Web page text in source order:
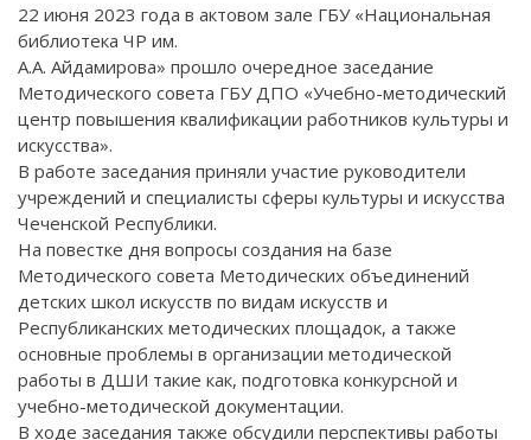
22 июня 2023 года в актовом зале ГБУ «Национальная
библиотека ЧР им.
А.А. Айдамирова» прошло очередное заседание
Методического совета ГБУ ДПО «Учебно-методический
центр повышения квалификации работников культуры и
искусства».
В работе заседания приняли участие руководители
учреждений и специалисты сферы культуры и искусства
Чеченской Республики.
На повестке дня вопросы создания на базе
Методического совета Методических объединений
детских школ искусств по видам искусств и
Республиканских методических площадок, а также
основные проблемы в организации методической
работы в ДШИ такие как, подготовка конкурсной и
учебно-методической документации.
В ходе заседания также обсудили перспективы работы